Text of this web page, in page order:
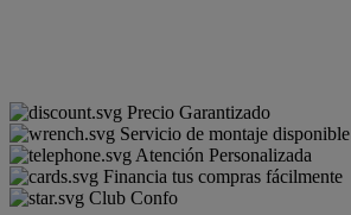
Precio Garantizado
Servicio de montaje disponible
Atención Personalizada
Financia tus compras fácilmente
Club Confo